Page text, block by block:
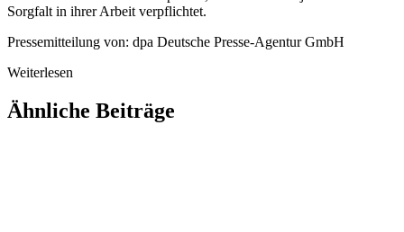
Sorgfalt in ihrer Arbeit verpflichtet.
Pressemitteilung von: dpa Deutsche Presse-Agentur GmbH
Weiterlesen
Ähnliche Beiträge